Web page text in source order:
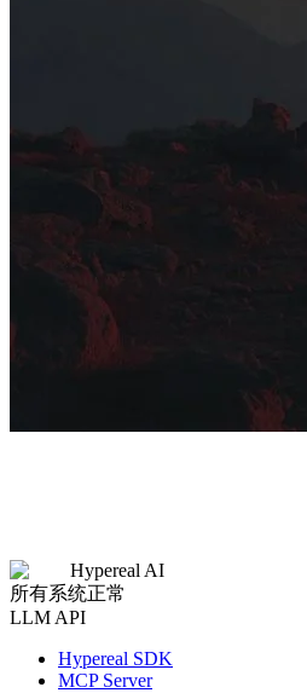
Hypereal AI
所有系统正常
LLM API
Hypereal SDK
MCP Server